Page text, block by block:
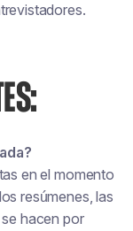
en el momento
resúmenes, las
hacen por